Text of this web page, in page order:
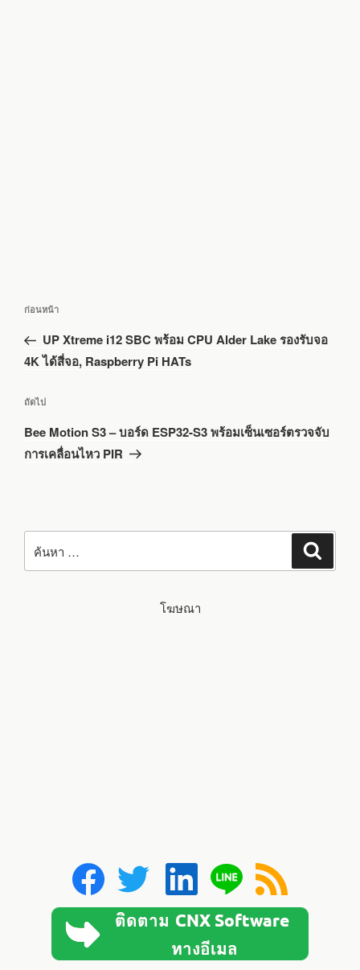
เรื่อง
เรื่อง
หน้า
ก่อนหน้า
UP Xtreme i12 SBC พร้อม CPU Alder Lake รองรับจอ
4K ได้สี่จอ, Raspberry Pi HATs
เรื่อง
ถัดไป
Bee Motion S3 – บอร์ด ESP32-S3 พร้อมเซ็นเซอร์ตรวจจับ
การเคลื่อนไหว PIR
ค้นหา:
โฆษณา